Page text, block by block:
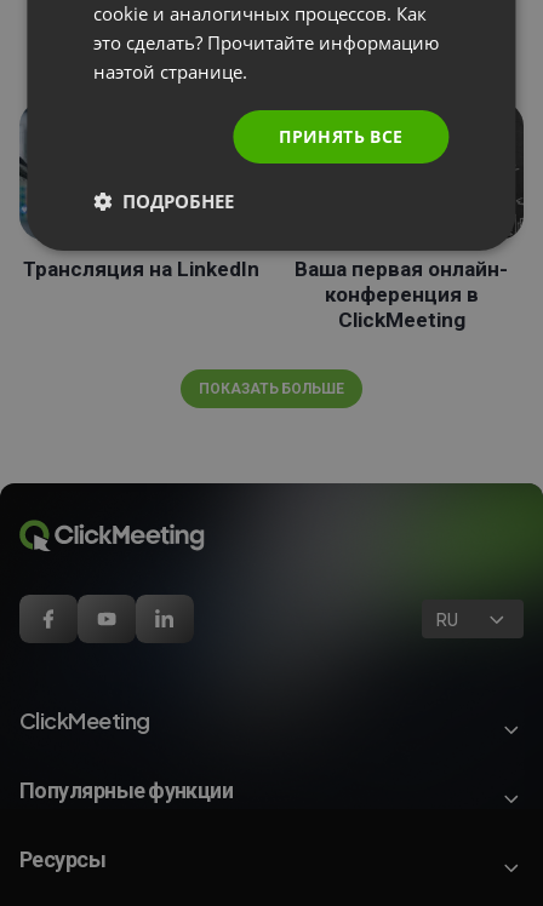
Роли во время
мероприятия
Донаты
Трансляция на LinkedIn
Ваша первая онлайн-
конференция в
ClickMeeting
ПОКАЗАТЬ БОЛЬШЕ
RU
ClickMeeting
Популярные функции
Ресурсы
cookie и аналогичных процессов. Как
это сделать? Прочитайте информацию
наэтой странице.
ПРИНЯТЬ ВСЕ
ПОДРОБНЕЕ